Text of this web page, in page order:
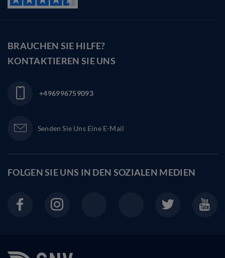
BRAUCHEN SIE HILFE?
KONTAKTIEREN SIE UNS
+496996759093
Senden Sie Uns Eine E-Mail
FOLGEN SIE UNS IN DEN SOZIALEN MEDIEN